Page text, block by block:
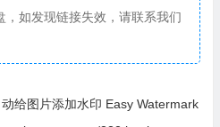
如发现链接失效，请联系我们
动给图片添加水印 Easy Watermark